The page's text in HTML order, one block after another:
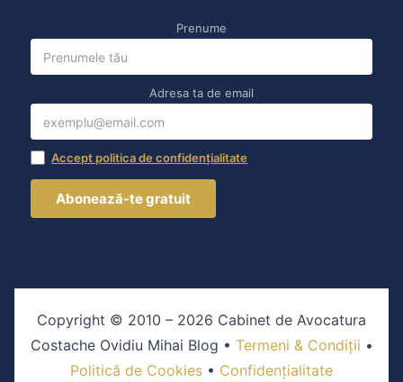
Prenume
Adresa ta de email
Accept politica de confidențialitate
Copyright © 2010 – 2026 Cabinet de Avocatura
Costache Ovidiu Mihai Blog • Termeni & Condiții •
Politică de Cookies • Confidențialitate